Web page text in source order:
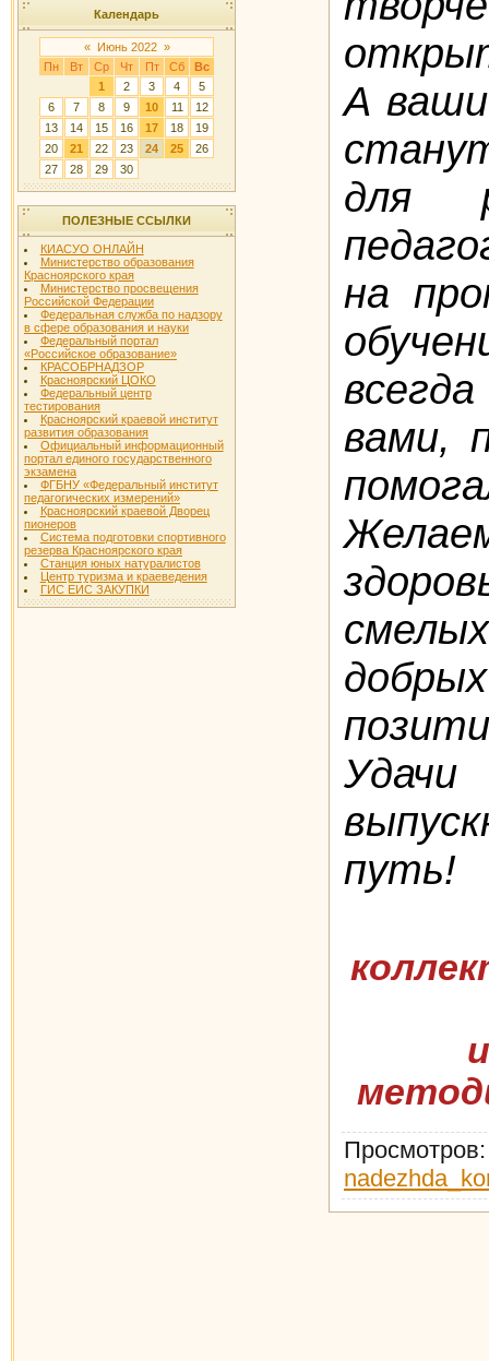
Календарь
« Июнь 2022 »
Пн
Вт Ср Чт Пт Сб
Вс
1
2 3 4
5
6
7 8 9 10 11
12
13
14 15 16 17 18
19
20
21 22 23 24 25
26
27
28 29 30
ПОЛЕЗНЫЕ ССЫЛКИ
КИАСУО ОНЛАЙН
Министерство образования
Красноярского края
Министерство просвещения
Российской Федерации
Федеральная служба по надзору
в сфере образования и науки
Федеральный портал
«Российское образование»
КРАСОБРНАДЗОР
Красноярский ЦОКО
Федеральный центр
тестирования
Красноярский краевой институт
развития образования
Официальный информационный
портал единого государственного
экзамена
ФГБНУ «Федеральный институт
педагогических измерений»
Красноярский краевой Дворец
пионеров
Система подготовки спортивного
резерва Красноярского края
Станция юных натуралистов
Центр туризма и краеведения
ГИС ЕИС ЗАКУПКИ
А ваши
для
на
вами,
путь!
Просмотров